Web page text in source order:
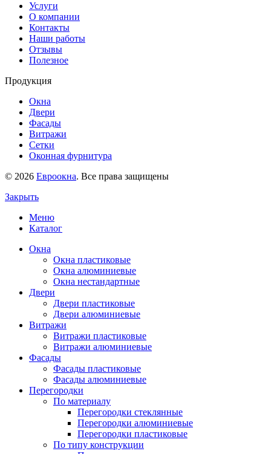
Услуги
О компании
Контакты
Наши работы
Отзывы
Полезное
Продукция
Окна
Двери
Фасады
Витражи
Сетки
Оконная фурнитура
© 2026 Евроокна. Все права защищены
Закрыть
Меню
Каталог
Окна
Окна пластиковые
Окна алюминиевые
Окна нестандартные
Двери
Двери пластиковые
Двери алюминиевые
Витражи
Витражи пластиковые
Витражи алюминиевые
Фасады
Фасады пластиковые
Фасады алюминиевые
Перегородки
По материалу
Перегородки стеклянные
Перегородки алюминиевые
Перегородки пластиковые
По типу конструкции